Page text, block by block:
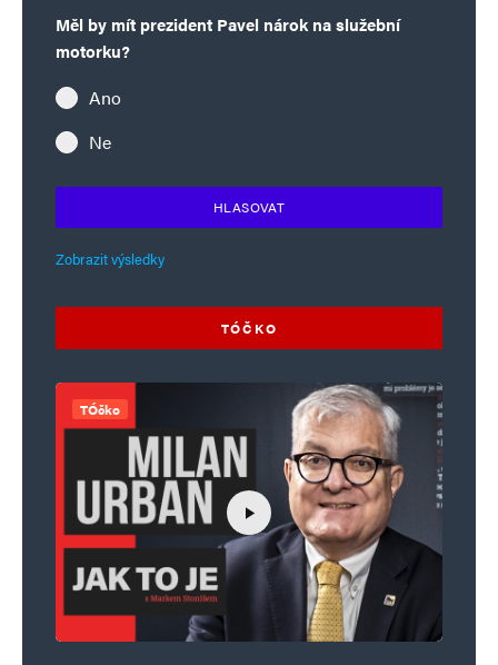
Měl by mít prezident Pavel nárok na služební
motorku?
Ano
Ne
HLASOVAT
Zobrazit výsledky
TÓČKO
TÓčko